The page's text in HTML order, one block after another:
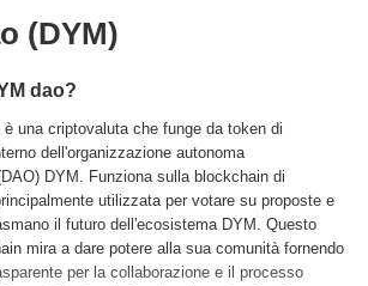
(DYM)
dao?
è una criptovaluta che funge da token di
dell'organizzazione autonoma
DYM. Funziona sulla blockchain di
utilizzata per votare su proposte e
il futuro dell'ecosistema DYM. Questo
mira a dare potere alla sua comunità fornendo
per la collaborazione e il processo